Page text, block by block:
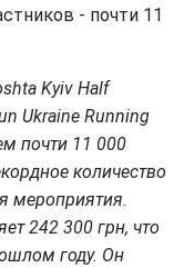
- почти 11
Kyiv Half
Ukraine Running
почти 11 000
количество
мероприятия.
242 300 грн, что
году. Он